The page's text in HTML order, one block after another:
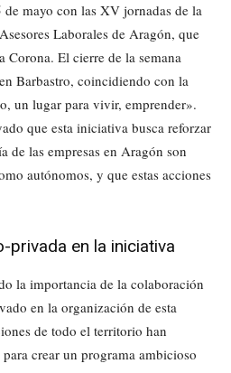
de mayo con las XV jornadas de la
Laborales de Aragón, que
Corona. El cierre de la semana
Barbastro, coincidiendo con la
un lugar para vivir, emprender».
que esta iniciativa busca reforzar
de las empresas en Aragón son
autónomos, y que estas acciones
privada en la iniciativa
la importancia de la colaboración
en la organización de esta
de todo el territorio han
crear un programa ambicioso